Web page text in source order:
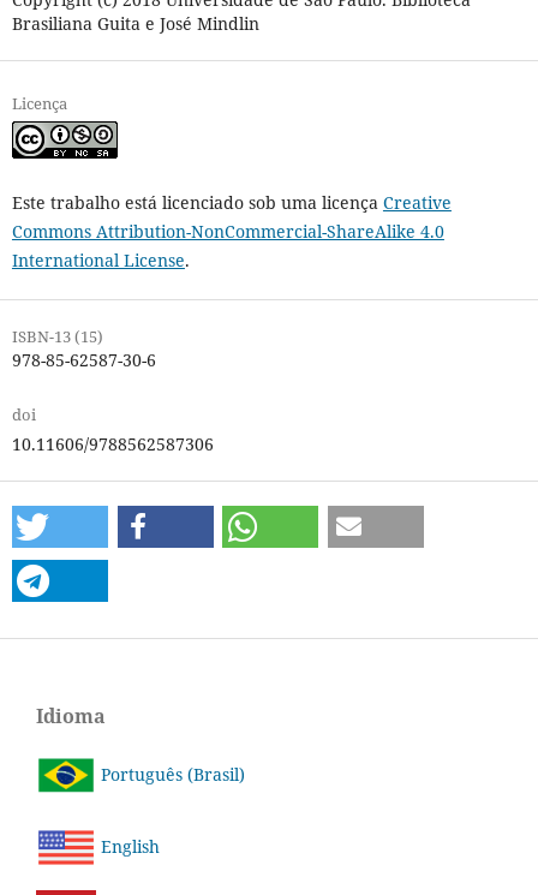
Brasiliana Guita e José Mindlin
Licença
Este trabalho está licenciado sob uma licença Creative
Commons Attribution-NonCommercial-ShareAlike 4.0
International License.
ISBN-13 (15)
978-85-62587-30-6
doi
10.11606/9788562587306
Idioma
Português (Brasil)
English